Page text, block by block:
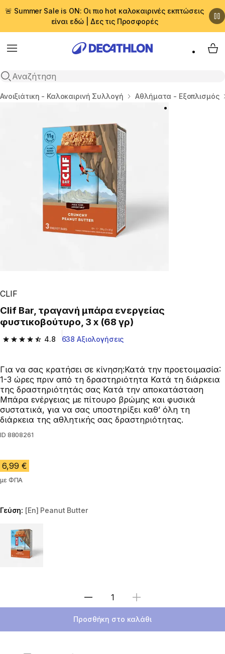
🚨 Summer Sale is ON: Οι πιο hot καλοκαιρινές εκπτώσεις
είναι εδώ | Δες τις Προσφορές
Menu
Αναζήτηση
My
Αρχική σελίδα
Ανοιξιάτικη - Καλοκαιρινή Συλλογή Αθλήματα - Εξοπλισμός
CLIF
Clif Bar, τραγανή μπάρα ενεργείας
φυστικοβούτυρο, 3 x (68 γρ)
4.8
4.8 out of 5 stars from 638 reviews
638 Αξιολογήσεις
Για να σας κρατήσει σε κίνηση:Κατά την προετοιμασία:
1-3 ώρες πριν από τη δραστηριότητα Κατά τη διάρκεια
της δραστηριότητάς σας Κατά την αποκατάσταση
Μπάρα ενέργειας με πίτουρο βρώμης και φυσικά
συστατικά, για να σας υποστηρίξει καθ’ όλη τη
διάρκεια της αθλητικής σας δραστηριότητας.
ID 8808261
6,99 €
με ΦΠΑ
Γεύση: [En] Peanut Butter
Choose a variant
Επιλέξτε ποσότητα
Προσθήκη στο καλάθι